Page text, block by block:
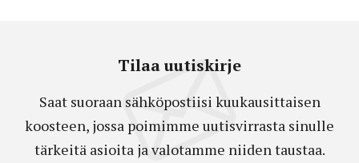
Tilaa uutiskirje
Saat suoraan sähköpostiisi kuukausittaisen
koosteen, jossa poimimme uutisvirrasta sinulle
tärkeitä asioita ja valotamme niiden taustaa.